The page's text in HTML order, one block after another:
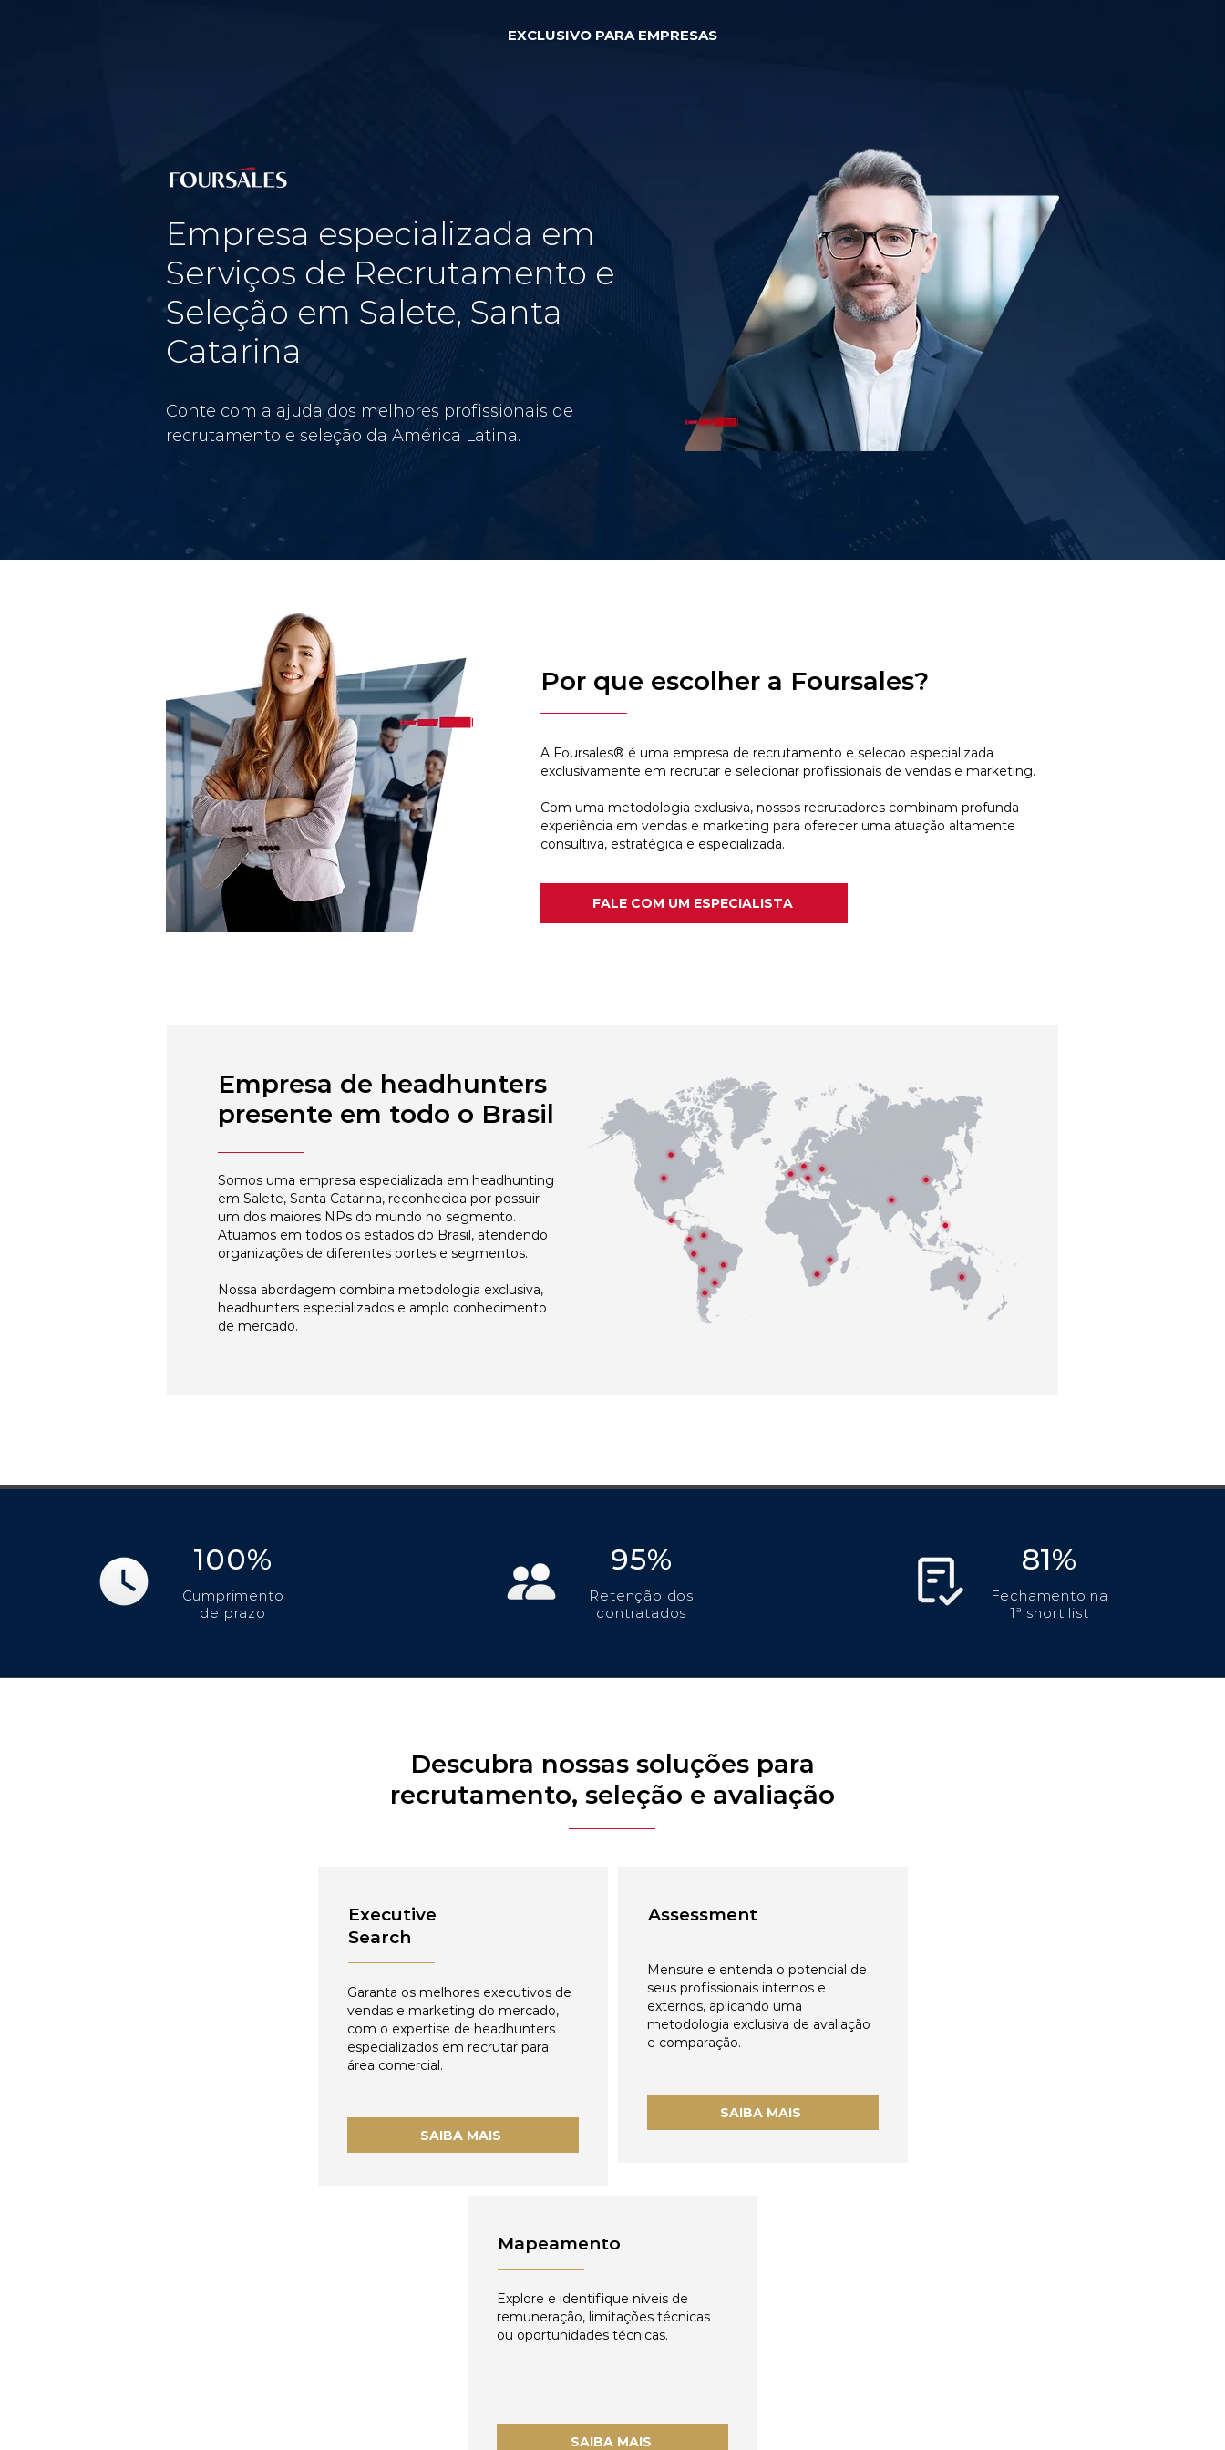
EXCLUSIVO PARA EMPRESAS
Empresa especializada em
Serviços de Recrutamento e
Seleção em Salete, Santa
Catarina
Conte com a ajuda dos melhores profissionais de
recrutamento e seleção da América Latina.
Por que escolher a Foursales?
A Foursales® é uma empresa de recrutamento e selecao especializada
exclusivamente em recrutar e selecionar profissionais de vendas e marketing.
Com uma metodologia exclusiva, nossos recrutadores combinam profunda
experiência em vendas e marketing para oferecer uma atuação altamente
consultiva, estratégica e especializada.
FALE COM UM ESPECIALISTA
Empresa de headhunters
presente em todo o Brasil
Somos uma empresa especializada em headhunting
em Salete, Santa Catarina, reconhecida por possuir
um dos maiores NPs do mundo no segmento.
Atuamos em todos os estados do Brasil, atendendo
organizações de diferentes portes e segmentos.
Nossa abordagem combina metodologia exclusiva,
headhunters especializados e amplo conhecimento
de mercado.
100%
Cumprimento
de prazo
95%
Retenção dos
contratados
81%
Fechamento na
1ª short list
Descubra nossas soluções para
recrutamento, seleção e avaliação
Executive
Search
Garanta os melhores executivos de
vendas e marketing do mercado,
com o expertise de headhunters
especializados em recrutar para
área comercial.
SAIBA MAIS
Assessment
Mensure e entenda o potencial de
seus profissionais internos e
externos, aplicando uma
metodologia exclusiva de avaliação
e comparação.
SAIBA MAIS
Mapeamento
Explore e identifique níveis de
remuneração, limitações técnicas
ou oportunidades técnicas.
SAIBA MAIS